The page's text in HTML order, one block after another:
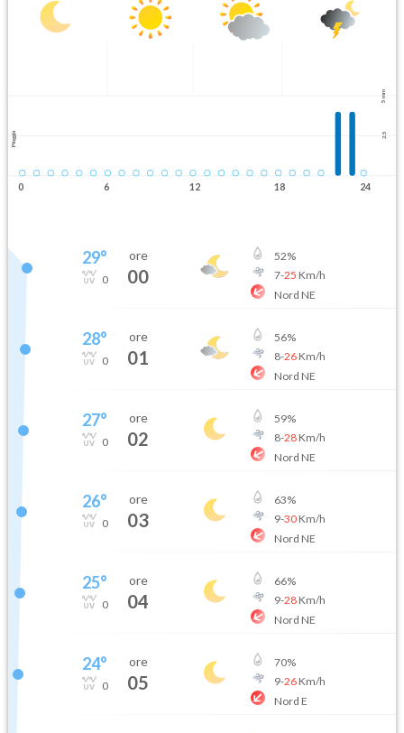
5 mm
2.5
Pioggia
0 6 12 18 24
29°
0
ore
00
52%
7-25 Km/h
Nord NE
28°
0
ore
01
56%
8-26Km/h
Nord NE
27°
0
ore
02
59%
8-28Km/h
Nord NE
26°
0
ore
03
63%
9-30Km/h
Nord NE
25°
0
ore
04
66%
9-28Km/h
Nord NE
24°
0
ore
05
70%
9-26Km/h
Nord E